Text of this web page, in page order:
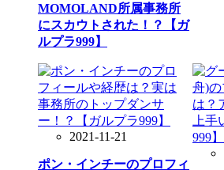
MOMOLAND所属事務所
にスカウトされた！？【ガ
ルプラ999】
2021-11-21
ポン・インチーのプロフィ